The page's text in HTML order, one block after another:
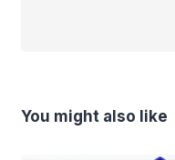
You might also like